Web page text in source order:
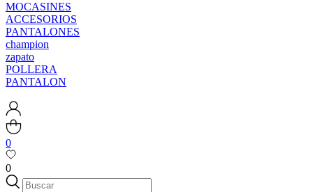
MOCASINES
ACCESORIOS
PANTALONES
champion
zapato
POLLERA
PANTALON
0
0